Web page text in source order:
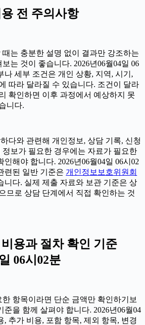
전 주의사항
는 충분한 설명 없이 결과만 강조하는
는 것이 좋습니다. 2026년06월04일 06
나 세부 조건은 개인 상황, 지역, 시기,
따라 달라질 수 있습니다. 조건이 달라
확인하면 이후 과정에서 예상하지 못
니다.
다와 관련해 개인정보, 상담 기록, 신청
정보가 필요한 경우에는 자료가 필요한
해야 합니다. 2026년06월04일 06시02
련된 일반 기준은 개인정보보호위원회
니다. 실제 제출 자료와 보관 기준은 상
므로 상담 단계에서 직접 확인하는 것
용과 절차 확인 기준
06시02분
항목이라면 단순 금액만 확인하기보
준을 함께 살펴야 합니다. 2026년06월04
, 추가 비용, 포함 항목, 제외 항목, 변경